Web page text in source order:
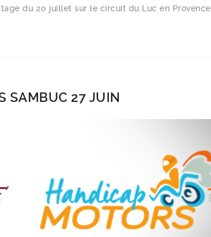
du 20 juillet sur le circuit du Luc en Provence.
SAMBUC 27 JUIN